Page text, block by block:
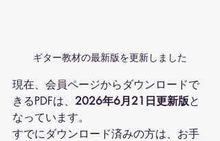
ギター教材の最新版を更新しました
現在、会員ページからダウンロードで
きるPDFは、 2026年6月21日更新版と
なっています。
すでにダウンロード済みの方は、お手